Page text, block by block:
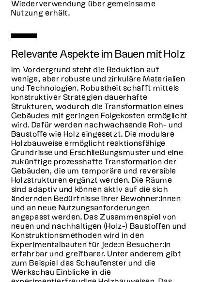
Wiederverwendung über gemeinsame
Nutzung erhält.
Relevante Aspekte im Bauen mit Holz
Im Vordergrund steht die Reduktion auf
wenige, aber robuste und zirkuläre Materialien
und Technologien. Robustheit schafft mittels
konstruktiver Strategien dauerhafte
Strukturen, wodurch die Transformation eines
Gebäudes mit geringen Folgekosten ermöglicht
wird. Dafür werden nachwachsende Roh- und
Baustoffe wie Holz eingesetzt. Die modulare
Holzbauweise ermöglicht reaktionsfähige
Grundrisse und Erschließungsmuster und eine
zukünftige prozesshafte Transformation der
Gebäuden, die um temporäre und reversible
Holzstrukturen ergänzt werden. Die Räume
sind adaptiv und können aktiv auf die sich
ändernden Bedürfnisse ihrer Bewohner:innen
und an neue Nutzungsanforderungen
angepasst werden. Das Zusammenspiel von
neuen und nachhaltigen (Holz-) Baustoffen und
Konstruktionsmethoden wird in den
Experimentalbauten für jede:n Besucher:in
erfahrbar und greifbarer. Unter anderem gibt
zum Beispiel das Schaufenster und die
Werkschau Einblicke in die